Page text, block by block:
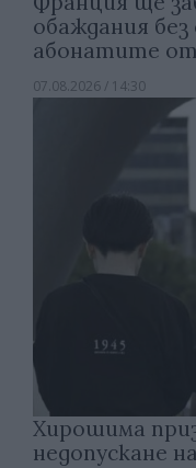
обаждания
абонатите от
07.08.2026 / 14:30
Хирошима
недопускане